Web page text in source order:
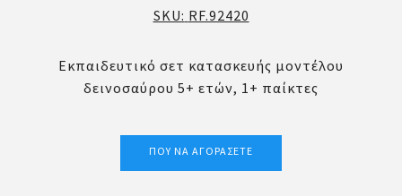
SKU: RF.92420
Εκπαιδευτικό σετ κατασκευής μοντέλου
δεινοσαύρου 5+ ετών, 1+ παίκτες
ΠΟΎ ΝΑ ΑΓΟΡΆΣΕΤΕ